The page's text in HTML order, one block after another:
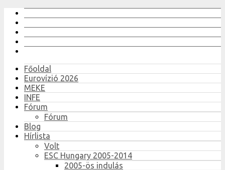
Főoldal
Eurovízió 2026
MEKE
INFE
Fórum
Fórum
Blog
Hírlista
Volt
ESC Hungary 2005-2014
2005-ös indulás